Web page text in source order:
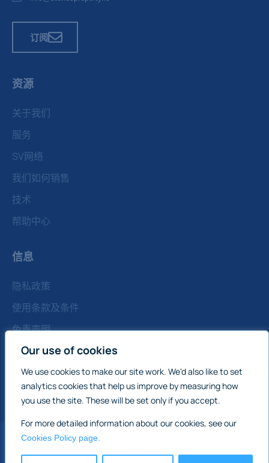
Our use of cookies
We use cookies to make our site work. We'd also like to set
analytics cookies that help us improve by measuring how
you use the site. These will be set only if you accept.
For more detailed information about our cookies, see our
Cookies Policy page.
资源
关于我们
服务
SV网络
我们如何销售
技术
帮助中心
信息
隐私政策
使用条款及条件
免责声明
饼干政策
联系我们
订阅
注：所有报价均以合同为准，不含增值税